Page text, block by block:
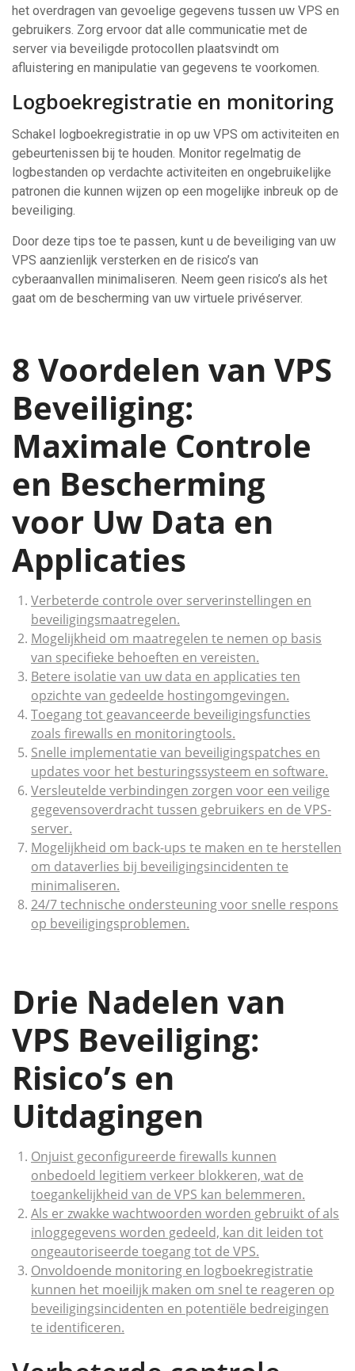
het overdragen van gevoelige gegevens tussen uw VPS en
gebruikers. Zorg ervoor dat alle communicatie met de
server via beveiligde protocollen plaatsvindt om
afluistering en manipulatie van gegevens te voorkomen.
Logboekregistratie en monitoring
Schakel logboekregistratie in op uw VPS om activiteiten en
gebeurtenissen bij te houden. Monitor regelmatig de
logbestanden op verdachte activiteiten en ongebruikelijke
patronen die kunnen wijzen op een mogelijke inbreuk op de
beveiliging.
Door deze tips toe te passen, kunt u de beveiliging van uw
VPS aanzienlijk versterken en de risico’s van
cyberaanvallen minimaliseren. Neem geen risico’s als het
gaat om de bescherming van uw virtuele privéserver.
8 Voordelen van VPS
Beveiliging:
Maximale Controle
en Bescherming
voor Uw Data en
Applicaties
Verbeterde controle over serverinstellingen en
beveiligingsmaatregelen.
Mogelijkheid om maatregelen te nemen op basis
van specifieke behoeften en vereisten.
Betere isolatie van uw data en applicaties ten
opzichte van gedeelde hostingomgevingen.
Toegang tot geavanceerde beveiligingsfuncties
zoals firewalls en monitoringtools.
Snelle implementatie van beveiligingspatches en
updates voor het besturingssysteem en software.
Versleutelde verbindingen zorgen voor een veilige
gegevensoverdracht tussen gebruikers en de VPS-
server.
Mogelijkheid om back-ups te maken en te herstellen
om dataverlies bij beveiligingsincidenten te
minimaliseren.
24/7 technische ondersteuning voor snelle respons
op beveiligingsproblemen.
Drie Nadelen van
VPS Beveiliging:
Risico’s en
Uitdagingen
Onjuist geconfigureerde firewalls kunnen
onbedoeld legitiem verkeer blokkeren, wat de
toegankelijkheid van de VPS kan belemmeren.
Als er zwakke wachtwoorden worden gebruikt of als
inloggegevens worden gedeeld, kan dit leiden tot
ongeautoriseerde toegang tot de VPS.
Onvoldoende monitoring en logboekregistratie
kunnen het moeilijk maken om snel te reageren op
beveiligingsincidenten en potentiële bedreigingen
te identificeren.